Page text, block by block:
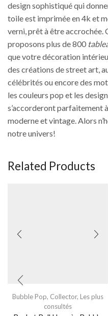
design sophistiqué qui
toile est imprimée en 4k et
verni, prêt à être accrochée.
proposons plus de 800
que votre décoration
des créations de street art,
célébrités ou encore des
les couleurs pop et les
s’accorderont parfaitement
moderne et vintage. Alors
notre univers!
Related Products
Bubble Pop, Collector, Les plus
consultés